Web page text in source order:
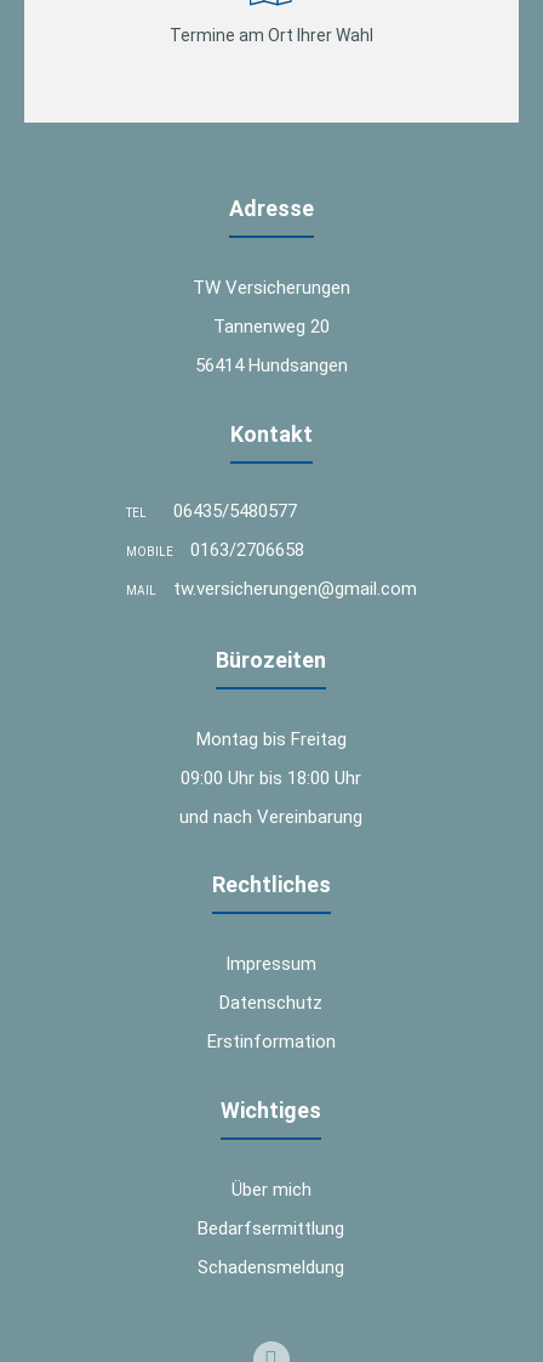
Termine am Ort Ihrer Wahl
Adresse
TW Versicherungen
Tannenweg 20
56414 Hundsangen
Kontakt
TEL 06435/5480577
MOBILE 0163/2706658
MAIL tw.versicherungen@gmail.com
Bürozeiten
Montag bis Freitag
09:00 Uhr bis 18:00 Uhr
und nach Vereinbarung
Rechtliches
Impressum
Datenschutz
Erstinformation
Wichtiges
Über mich
Bedarfsermittlung
Schadensmeldung